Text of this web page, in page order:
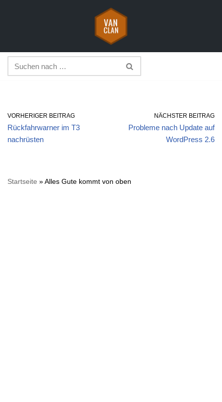
springen
VORHERIGER BEITRAG
Rückfahrwarner im T3
nachrüsten
NÄCHSTER BEITRAG
Probleme nach Update auf
WordPress 2.6
Startseite »Alles Gute kommt von oben